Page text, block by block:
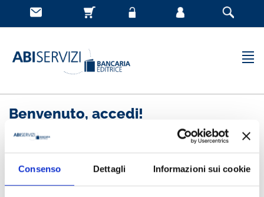
Consenso Dettagli Informazioni sui cookie
Benvenuto, accedi!